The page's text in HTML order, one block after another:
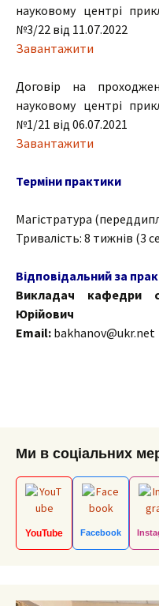
науковому центрі
№3/22 від 11.07.2022
Завантажити
Договір на
науковому центрі
№1/21 від 06.07.2021
Завантажити
Терміни практики
Магістратура
Тривалість: 8 тижнів (3
Відповідальний за
Викладач кафедри
Юрійович
Email: bakhanov@ukr.net
Ми в соціальних
YouTube Facebook